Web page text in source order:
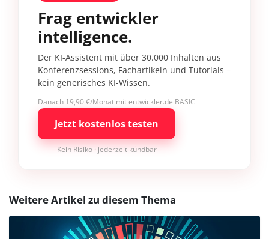
Frag entwickler
intelligence.
Der KI-Assistent mit über 30.000 Inhalten aus
Konferenzsessions, Fachartikeln und Tutorials –
kein generisches KI-Wissen.
Danach 19,90 €/Monat mit entwickler.de BASIC
Jetzt kostenlos testen
Kein Risiko · jederzeit kündbar
Weitere Artikel zu diesem Thema